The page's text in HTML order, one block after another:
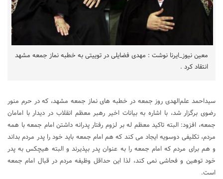
معین نیوز_ایرنا نوشت : مهدی فضایلی در توییتی به خطبه‌ نماز جمعه مشهد
انتقاد کرد .
سیداحمد علم‌الهدی روز جمعه در خطبه های نماز جمعه مشهد، که در حرم منور
رضوی برگزار شد، با اشاره به بیانات اخیر رهبر معظم انقلاب در دیدار با امامان
جمعه، افزود: البته تاکید معظم له بر لزوم رفتار پدرانه داشتن امام جمعه با همه
مردم، تکلیفی دوسویه ایجاد می کند که هم امام جمعه باید خود را پدر مردم بداند
و هم برای مردم که امام جمعه را به عنوان پدر بپذیرند و البته هیچکس به پدر
خود توهین و فحاشی نمی کند، لذا این حداقل وظیفه مردم در قبال امام جمعه
است.